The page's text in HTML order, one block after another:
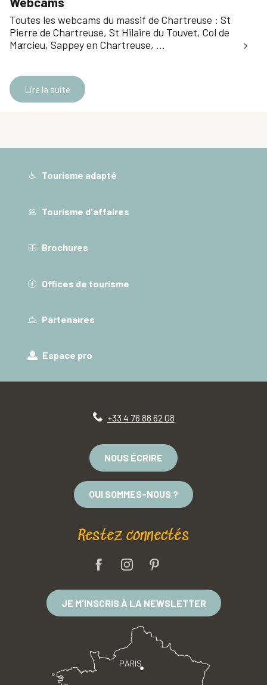
Toutes les webcams du massif de Chartreuse : St
Pierre de Chartreuse, St Hilaire du Touvet, Col de
Marcieu, Sappey en Chartreuse, …
Lire la suite
Tourisme adapté
Tourisme d'affaires
Brochures
Offices de tourisme
Partenaires
Espace pro
+33 4 76 88 62 08
NOUS ÉCRIRE
QUI SOMMES-NOUS ?
Restez connectés
JE M'INSCRIS À LA NEWSLETTER
PARIS